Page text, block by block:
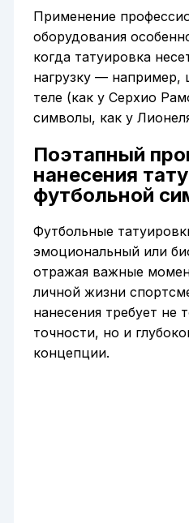
Применение
оборудования
когда татуировка
нагрузку — например,
теле (как у Серхио
символы, как у
Поэтапный
нанесения
футбольной
Футбольные
эмоциональный или
отражая важные
личной жизни
нанесения требует не
точности, но и
концепции.